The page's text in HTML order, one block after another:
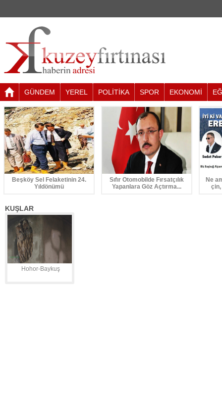
GÜNDEM YEREL POLİTİKA SPOR EKONOMİ
Beşköy Sel Felaketinin 24.
Yıldönümü
Sıfır Otomobilde Fırsatçılık
Yapanlara Göz Açtırma...
Ne
KUŞLAR
Hohor-Baykuş